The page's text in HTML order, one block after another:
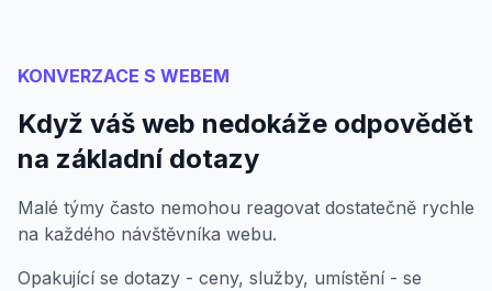
KONVERZACE S WEBEM
Když váš web nedokáže odpovědět
na základní dotazy
Malé týmy často nemohou reagovat dostatečně rychle
na každého návštěvníka webu.
Opakující se dotazy - ceny, služby, umístění - se